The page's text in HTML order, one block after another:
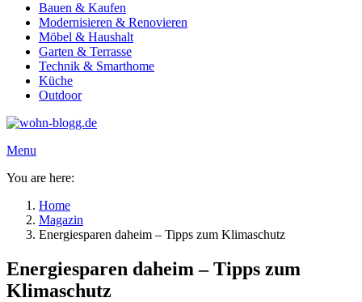
Bauen & Kaufen
Modernisieren & Renovieren
Möbel & Haushalt
Garten & Terrasse
Technik & Smarthome
Küche
Outdoor
Menu
You are here:
Home
Magazin
Energiesparen daheim – Tipps zum Klimaschutz
Energiesparen daheim – Tipps zum
Klimaschutz